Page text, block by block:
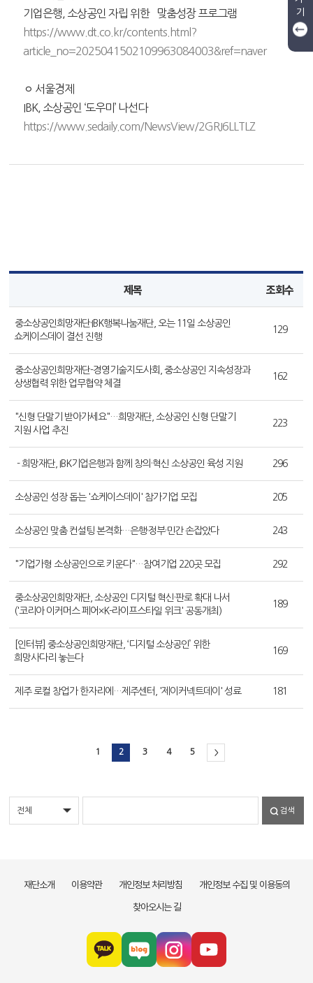
기업은행, 소상공인 자립 위한 `맞춤성장 프로그램`
https://www.dt.co.kr/contents.html?
article_no=2025041502109963084003&ref=naver
ㅇ 서울경제
IBK, 소상공인 ‘도우미’ 나선다
https://www.sedaily.com/NewsView/2GRJ6LLTLZ
제목 조회수
중소상공인희망재단·IBK행복나눔재단, 오는 11일 소상공인
쇼케이스데이 결선 진행
129
중소상공인희망재단-경영기술지도사회, 중소상공인 지속성장과
상생협력 위한 업무협약 체결
162
"신형 단말기 받아가세요"…희망재단, 소상공인 신형 단말기
지원 사업 추진
223
- 희망재단, IBK기업은행과 함께 창의·혁신 소상공인 육성 지원 296
소상공인 성장 돕는 '쇼케이스데이' 참가기업 모집 205
소상공인 맞춤 컨설팅 본격화…은행·정부·민간 손잡았다 243
"기업가형 소상공인으로 키운다"…참여기업 220곳 모집 292
중소상공인희망재단, 소상공인 디지털 혁신·판로 확대 나서
('코리아 이커머스 페어×K-라이프스타일 위크' 공동개최)
189
[인터뷰] 중소상공인희망재단, ‘디지털 소상공인’ 위한
희망사다리 놓는다
169
제주 로컬 창업가 한자리에…제주센터, '제이커넥트데이' 성료 181
1 2 3 4 5 >
검색
재단소개 이용약관 개인정보 처리방침
개인정보 수집 및 이용동의
찾아오시는 길
기